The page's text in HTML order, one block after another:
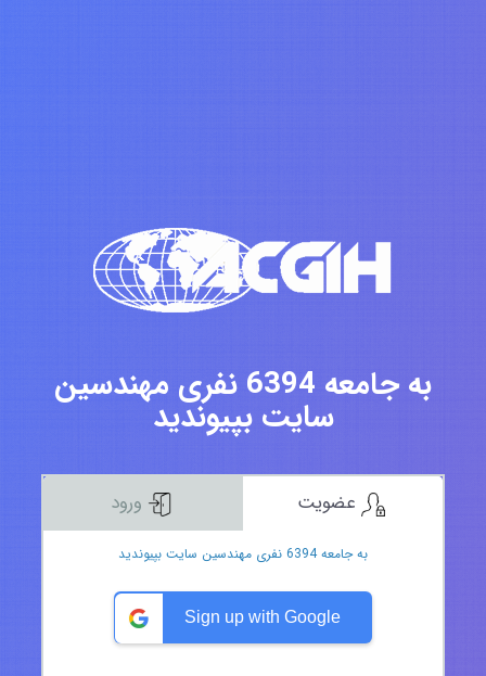
به جامعه 6394 نفری مهندسین
سایت بپیوندید
به جامعه 6394 نفری مهندسین سایت بپیوندید
Sign up with Google